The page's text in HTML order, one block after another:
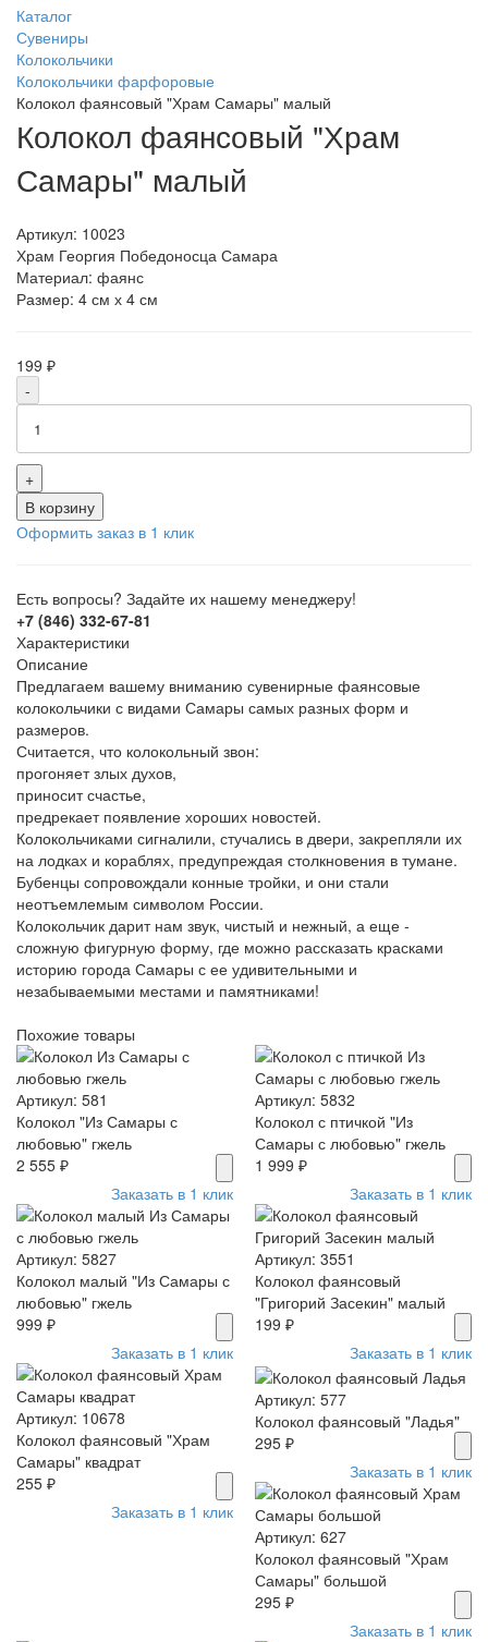
Каталог
Сувениры
Колокольчики
Колокольчики фарфоровые
Колокол фаянсовый "Храм Самары" малый
Колокол фаянсовый "Храм
Самары" малый
Артикул: 10023
Храм Георгия Победоносца Самара
Материал: фаянс
Размер: 4 см х 4 см
199 ₽
-
+
В корзину
Оформить заказ в 1 клик
Есть вопросы? Задайте их нашему менеджеру!
+7 (846) 332-67-81
Характеристики
Описание
Предлагаем вашему вниманию сувенирные фаянсовые
колокольчики с видами Самары самых разных форм и
размеров.
Считается, что колокольный звон:
прогоняет злых духов,
приносит счастье,
предрекает появление хороших новостей.
Колокольчиками сигналили, стучались в двери, закрепляли их
на лодках и кораблях, предупреждая столкновения в тумане.
Бубенцы сопровождали конные тройки, и они стали
неотъемлемым символом России.
Колокольчик дарит нам звук, чистый и нежный, а еще -
сложную фигурную форму, где можно рассказать красками
историю города Самары с ее удивительными и
незабываемыми местами и памятниками!
Похожие товары
Артикул: 581
Колокол "Из Самары с
любовью" гжель
2 555 ₽
Заказать в 1 клик
Артикул: 5832
Колокол с птичкой "Из
Самары с любовью" гжель
1 999 ₽
Заказать в 1 клик
Артикул: 5827
Колокол малый "Из Самары с
любовью" гжель
999 ₽
Заказать в 1 клик
Артикул: 3551
Колокол фаянсовый
"Григорий Засекин" малый
199 ₽
Заказать в 1 клик
Артикул: 10678
Колокол фаянсовый "Храм
Самары" квадрат
255 ₽
Заказать в 1 клик
Артикул: 577
Колокол фаянсовый "Ладья"
295 ₽
Заказать в 1 клик
Артикул: 627
Колокол фаянсовый "Храм
Самары" большой
295 ₽
Заказать в 1 клик